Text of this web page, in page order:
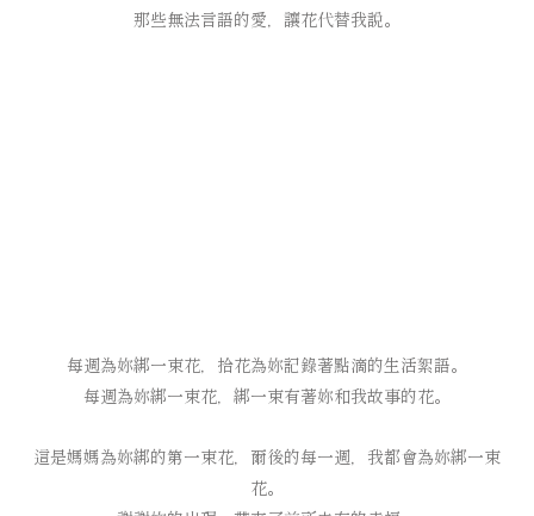
那些無法言語的愛，讓花代替我說。
每週為妳綁一束花， 拾花為妳記錄著點滴的生活絮語。
每週為妳綁一束花，綁一束有著妳和我故事的花。
這是媽媽為妳綁的第一束花， 爾後的每一週，我都會為妳綁一束
花。